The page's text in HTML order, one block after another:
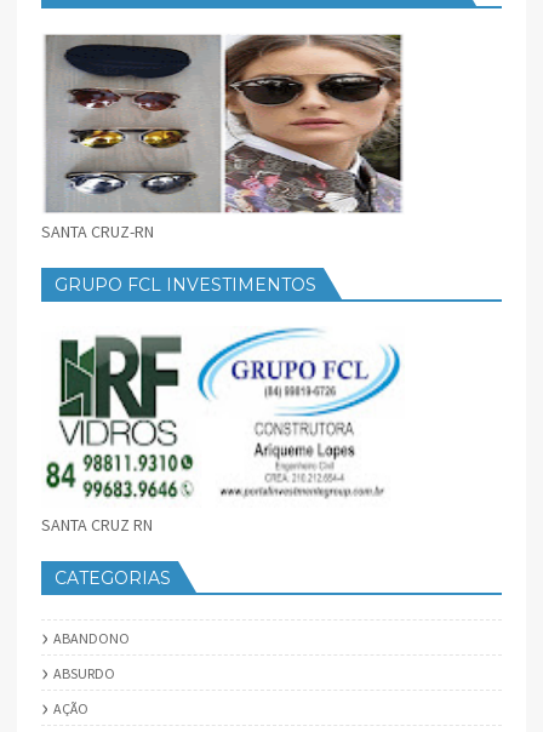
SANTA CRUZ-RN
GRUPO FCL INVESTIMENTOS
SANTA CRUZ RN
CATEGORIAS
ABANDONO
ABSURDO
AÇÃO